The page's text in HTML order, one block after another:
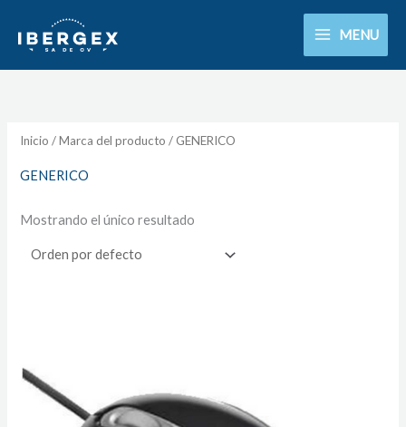
MENU
Inicio / Marca del producto / GENERICO
GENERICO
Mostrando el único resultado